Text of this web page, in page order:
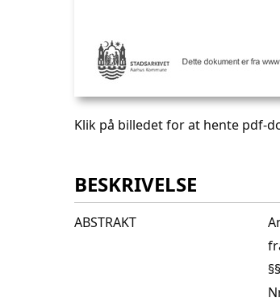
Klik på billedet for at hente pdf-
BESKRIVELSE
ABSTRAKT